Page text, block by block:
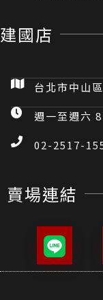
建國店
台北市中山
週一至週六
02-2517-
賣場連結